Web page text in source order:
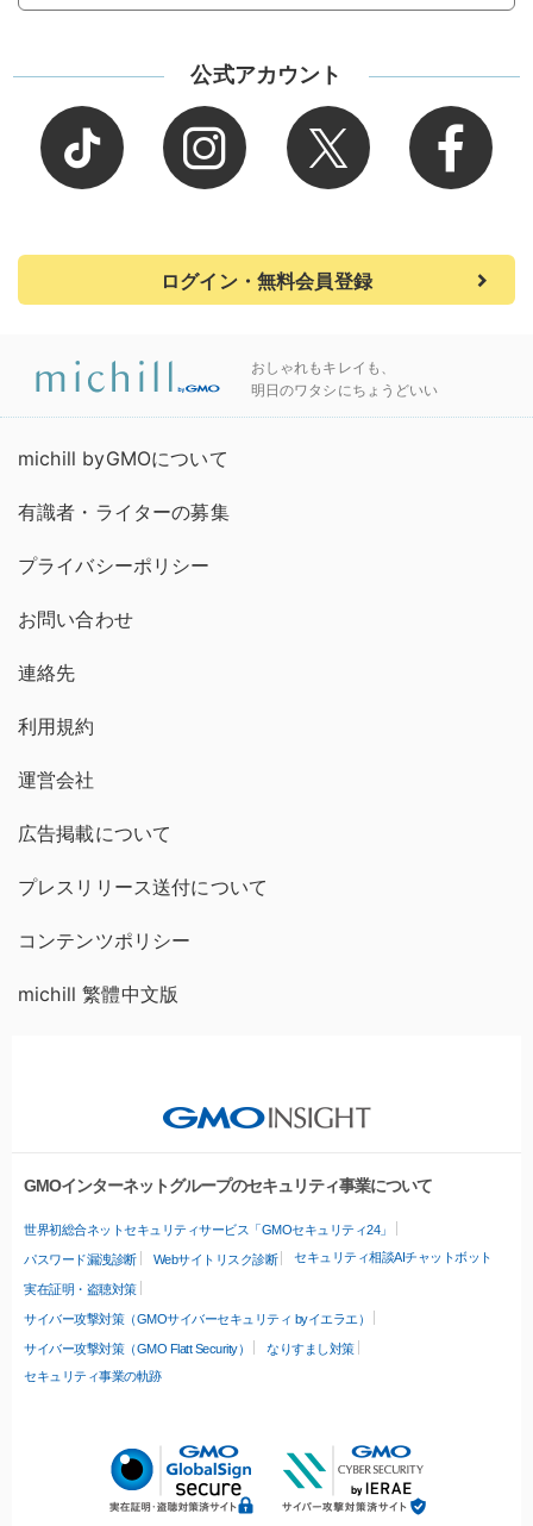
公式アカウント
ログイン・無料会員登録
おしゃれもキレイも、
明日のワタシにちょうどいい
michill byGMOについて
有識者・ライターの募集
プライバシーポリシー
お問い合わせ
連絡先
利用規約
運営会社
広告掲載について
プレスリリース送付について
コンテンツポリシー
michill 繁體中文版
GMOインターネットグループのセキュリティ事業について
世界初総合ネットセキュリティサービス「GMOセキュリティ24」
パスワード漏洩診断 Webサイトリスク診断 セキュリティ相談AIチャットボット
実在証明・盗聴対策
サイバー攻撃対策（GMOサイバーセキュリティ byイエラエ）
サイバー攻撃対策（GMO Flatt Security）
なりすまし対策
セキュリティ事業の軌跡